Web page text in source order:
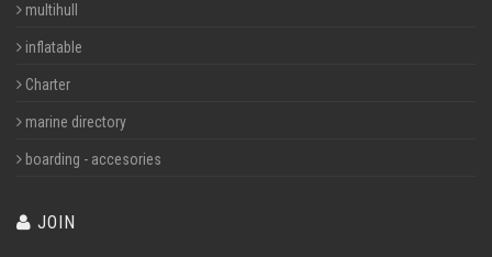
multihull
inflatable
Charter
marine directory
boarding - accesories
JOIN